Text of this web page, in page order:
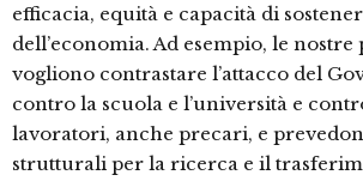
efficacia, equità e capacità di
dell’economia. Ad esempio, le nostre
vogliono contrastare l’attacco del
contro la scuola e l’università e
lavoratori, anche precari, e
strutturali per la ricerca e il